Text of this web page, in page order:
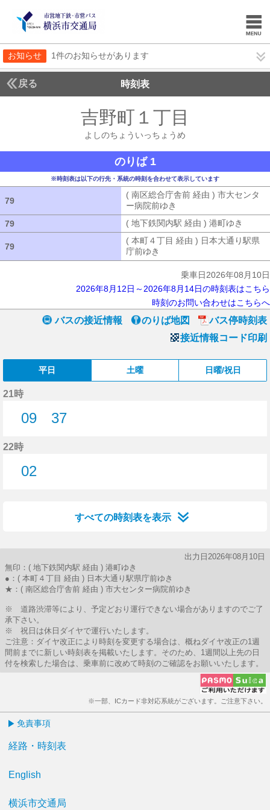
お知らせ 1件のお知らせがあります
戻る 時刻表
吉野町１丁目
よしのちょういっちょうめ
のりば 1
※時刻表は以下の行先・系統の時刻を合わせて表示しています
79
( 南区総合庁舎前 経由 ) 市大センタ
ー病院前ゆき
79
( 地下鉄関内駅 経由 ) 港町ゆき
79
( 本町４丁目 経由 ) 日本大通り駅県
庁前ゆき
乗車日2026年08月10日
2026年8月12日～2026年8月14日の時刻表はこちら
時刻のお問い合わせはこちらへ
バスの接近情報 のりば地図
バス停時刻表
接近情報コード印刷
平日 土曜 日曜/祝日
21時
09
37
22時
02
すべての時刻表を表示
出力日2026年08月10日
無印：( 地下鉄関内駅 経由 ) 港町ゆき
●：( 本町４丁目 経由 ) 日本大通り駅県庁前ゆき
★：( 南区総合庁舎前 経由 ) 市大センター病院前ゆき
※ 道路渋滞等により、予定どおり運行できない場合がありますのでご了
承下さい。
※ 祝日は休日ダイヤで運行いたします。
ご注意：ダイヤ改正により時刻を変更する場合は、概ねダイヤ改正の1週
間前までに新しい時刻表を掲載いたします。そのため、1週間以上先の日
付を検索した場合は、乗車前に改めて時刻のご確認をお願いいたします。
※一部、ICカード非対応系統がございます。ご注意下さい。
免責事項
経路・時刻表
English
横浜市交通局